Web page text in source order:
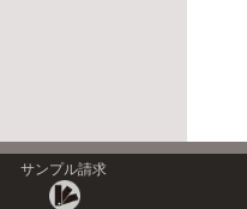
サンプル請求